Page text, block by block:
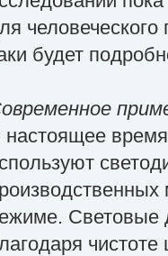
будет
настоящее время
Световые
чистоте